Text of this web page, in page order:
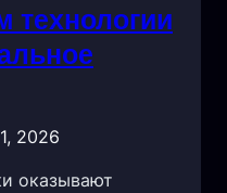
технологии
2026
оказывают